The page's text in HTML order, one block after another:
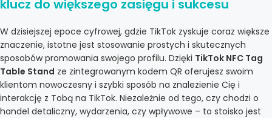
klucz do większego zasięgu i sukcesu
W dzisiejszej epoce cyfrowej, gdzie TikTok zyskuje coraz większe
znaczenie, istotne jest stosowanie prostych i skutecznych
sposobów promowania swojego profilu. Dzięki TikTok NFC Tag
Table Stand ze zintegrowanym kodem QR oferujesz swoim
klientom nowoczesny i szybki sposób na znalezienie Cię i
interakcję z Tobą na TikTok. Niezależnie od tego, czy chodzi o
handel detaliczny, wydarzenia, czy wpływowe – to stoisko jest